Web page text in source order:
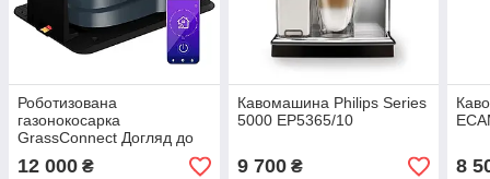
Роботизована
газонокосарка
GrassConnect Догляд до
1000 м2
12 000 ₴
Кавомашина Philips Series
5000 EP5365/10
9 700₴ 8